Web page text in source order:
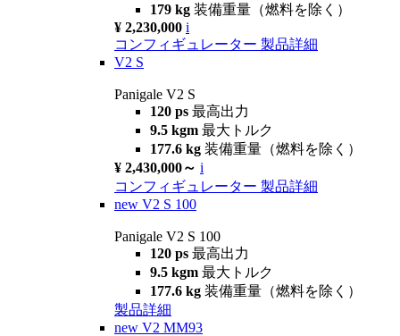
179 kg 装備重量（燃料を除く）
¥ 2,230,000 i
コンフィギュレーター 製品詳細
V2 S
Panigale V2 S
120 ps 最高出力
9.5 kgm 最大トルク
177.6 kg 装備重量（燃料を除く）
¥ 2,430,000～ i
コンフィギュレーター 製品詳細
new V2 S 100
Panigale V2 S 100
120 ps 最高出力
9.5 kgm 最大トルク
177.6 kg 装備重量（燃料を除く）
製品詳細
new V2 MM93